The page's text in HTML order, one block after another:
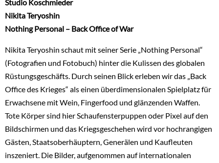
Studio Koschmieder
Nikita Teryoshin
Nothing Personal – Back Office of War
Nikita Teryoshin schaut mit seiner Serie „Nothing Personal“
(Fotografien und Fotobuch) hinter die Kulissen des globalen
Rüstungsgeschäfts. Durch seinen Blick erleben wir das „Back
Office des Krieges“ als einen überdimensionalen Spielplatz für
Erwachsene mit Wein, Fingerfood und glänzenden Waffen.
Tote Körper sind hier Schaufensterpuppen oder Pixel auf den
Bildschirmen und das Kriegsgeschehen wird vor hochrangigen
Gästen, Staatsoberhäuptern, Generälen und Kaufleuten
inszeniert. Die Bilder, aufgenommen auf internationalen